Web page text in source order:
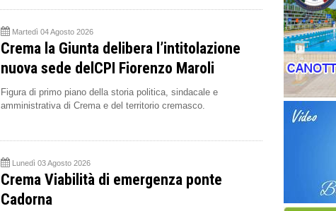
Martedì 04 Agosto 2026
Crema la Giunta delibera l’intitolazione
nuova sede delCPI Fiorenzo Maroli
Figura di primo piano della storia politica, sindacale e
amministrativa di Crema e del territorio cremasco.
Lunedì 03 Agosto 2026
Crema Viabilità di emergenza ponte
Cadorna